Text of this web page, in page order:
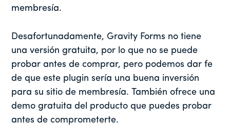
membresía.
Desafortunadamente, Gravity Forms no tiene
una versión gratuita, por lo que no se puede
probar antes de comprar, pero podemos dar fe
de que este plugin sería una buena inversión
para su sitio de membresía. También ofrece una
demo gratuita del producto que puedes probar
antes de comprometerte.